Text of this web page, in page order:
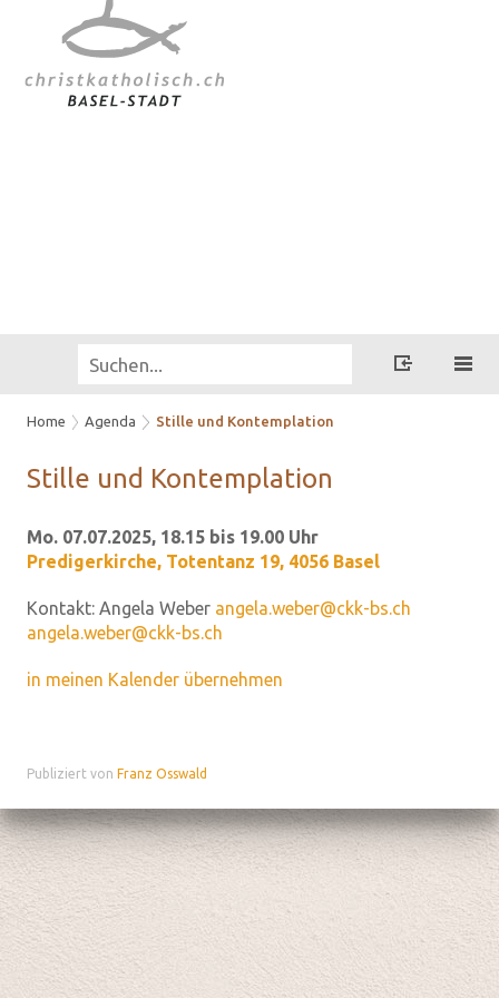
Home Agenda Stille und Kontemplation
Stil­le und Kon­tem­pla­ti­on
Mo. 07.07.2025, 18.15 bis 19.00 Uhr
Predigerkirche, Totentanz 19, 4056 Basel
Kontakt: Angela Weber angela.weber@ckk-bs.ch
angela.weber@ckk-bs.ch
in meinen Kalender übernehmen
Publiziert von Franz Osswald